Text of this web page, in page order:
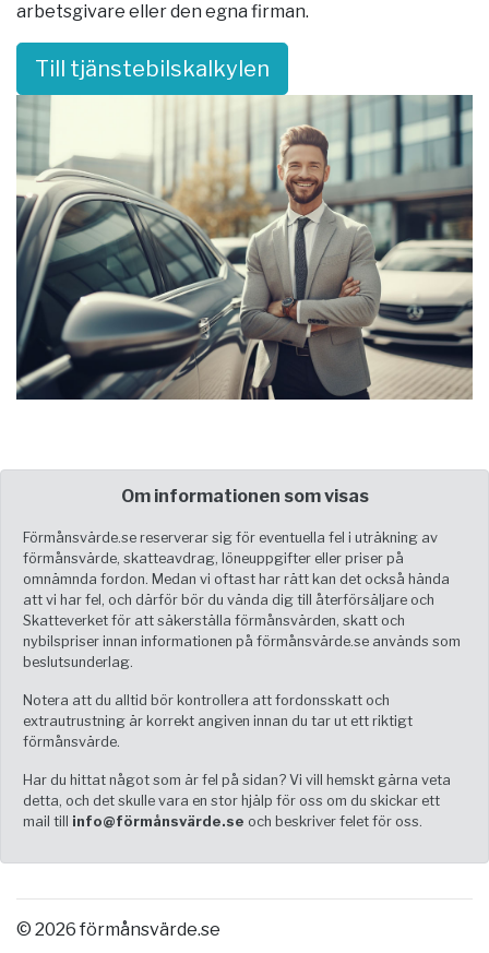
arbetsgivare eller den egna firman.
Till tjänstebilskalkylen
Om informationen som visas
Förmånsvärde.se reserverar sig för eventuella fel i uträkning av
förmånsvärde, skatteavdrag, löneuppgifter eller priser på
omnämnda fordon. Medan vi oftast har rätt kan det också hända
att vi har fel, och därför bör du vända dig till återförsäljare och
Skatteverket för att säkerställa förmånsvärden, skatt och
nybilspriser innan informationen på förmånsvärde.se används som
beslutsunderlag.
Notera att du alltid bör kontrollera att fordonsskatt och
extrautrustning är korrekt angiven innan du tar ut ett riktigt
förmånsvärde.
Har du hittat något som är fel på sidan? Vi vill hemskt gärna veta
detta, och det skulle vara en stor hjälp för oss om du skickar ett
mail till info@förmånsvärde.se och beskriver felet för oss.
© 2026 förmånsvärde.se